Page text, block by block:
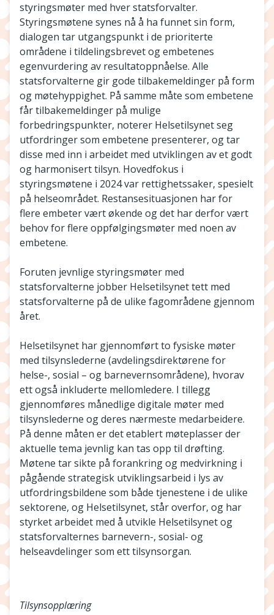
styringsmøter med hver statsforvalter.
Styringsmøtene synes nå å ha funnet sin form,
dialogen tar utgangspunkt i de prioriterte
områdene i tildelingsbrevet og embetenes
egenvurdering av resultatoppnåelse. Alle
statsforvalterne gir gode tilbakemeldinger på form
og møtehyppighet. På samme måte som embetene
får tilbakemeldinger på mulige
forbedringspunkter, noterer Helsetilsynet seg
utfordringer som embetene presenterer, og tar
disse med inn i arbeidet med utviklingen av et godt
og harmonisert tilsyn. Hovedfokus i
styringsmøtene i 2024 var rettighetssaker, spesielt
på helseområdet. Restansesituasjonen har for
flere embeter vært økende og det har derfor vært
behov for flere oppfølgingsmøter med noen av
embetene.
Foruten jevnlige styringsmøter med
statsforvalterne jobber Helsetilsynet tett med
statsforvalterne på de ulike fagområdene gjennom
året.
Helsetilsynet har gjennomført to fysiske møter
med tilsynslederne (avdelingsdirektørene for
helse-, sosial – og barnevernsområdene), hvorav
ett også inkluderte mellomledere. I tillegg
gjennomføres månedlige digitale møter med
tilsynslederne og deres nærmeste medarbeidere.
På denne måten er det etablert møteplasser der
aktuelle tema jevnlig kan tas opp til drøfting.
Møtene tar sikte på forankring og medvirkning i
pågående strategisk utviklingsarbeid i lys av
utfordringsbildene som både tjenestene i de ulike
sektorene, og Helsetilsynet, står overfor, og har
styrket arbeidet med å utvikle Helsetilsynet og
statsforvalternes barnevern-, sosial- og
helseavdelinger som ett tilsynsorgan.
Tilsynsopplæring